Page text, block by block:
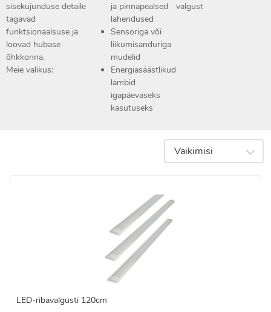
sisekujunduse detaile
tagavad
funktsionaalsuse ja
loovad hubase
õhkkonna.
Meie valikus:
ja pinnapealsed
lahendused
Sensoriga või
liikumisanduriga
mudelid
Energiasäästlikud
lambid
igapäevaseks
kasutuseks
valgust
Vaikimisi
LED-ribavalgusti 120cm